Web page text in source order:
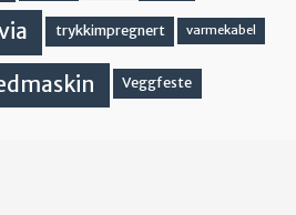
trykkimpregnert varmekabel
Veggfeste